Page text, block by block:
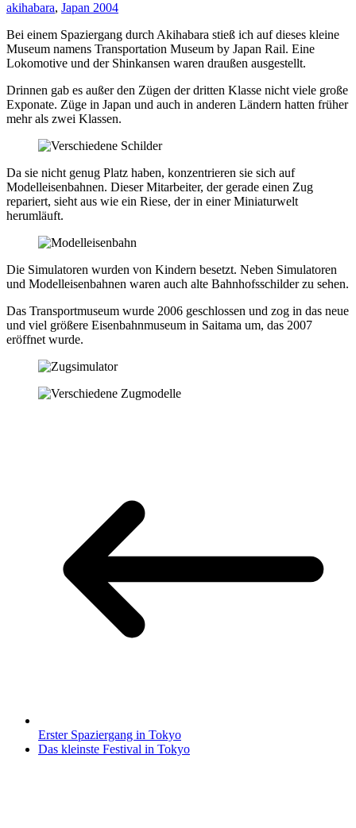
akihabara, Japan 2004
Bei einem Spaziergang durch Akihabara stieß ich auf dieses kleine
Museum namens Transportation Museum by Japan Rail. Eine
Lokomotive und der Shinkansen waren draußen ausgestellt.
Drinnen gab es außer den Zügen der dritten Klasse nicht viele große
Exponate. Züge in Japan und auch in anderen Ländern hatten früher
mehr als zwei Klassen.
Da sie nicht genug Platz haben, konzentrieren sie sich auf
Modelleisenbahnen. Dieser Mitarbeiter, der gerade einen Zug
repariert, sieht aus wie ein Riese, der in einer Miniaturwelt
herumläuft.
Die Simulatoren wurden von Kindern besetzt. Neben Simulatoren
und Modelleisenbahnen waren auch alte Bahnhofsschilder zu sehen.
Das Transportmuseum wurde 2006 geschlossen und zog in das neue
und viel größere Eisenbahnmuseum in Saitama um, das 2007
eröffnet wurde.
Erster Spaziergang in Tokyo
Das kleinste Festival in Tokyo